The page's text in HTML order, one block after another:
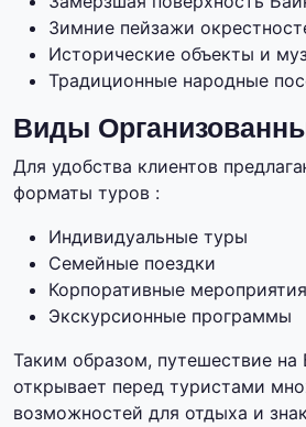
Зимние пейзажи
Исторические объекты и
Традиционные народные
Виды
Для удобства клиентов
форматы туров :
Индивидуальные туры
Семейные поездки
Корпоративные мероприятия
Экскурсионные программы
Таким образом, путешествие на
открывает перед туристами
возможностей для отдыха и